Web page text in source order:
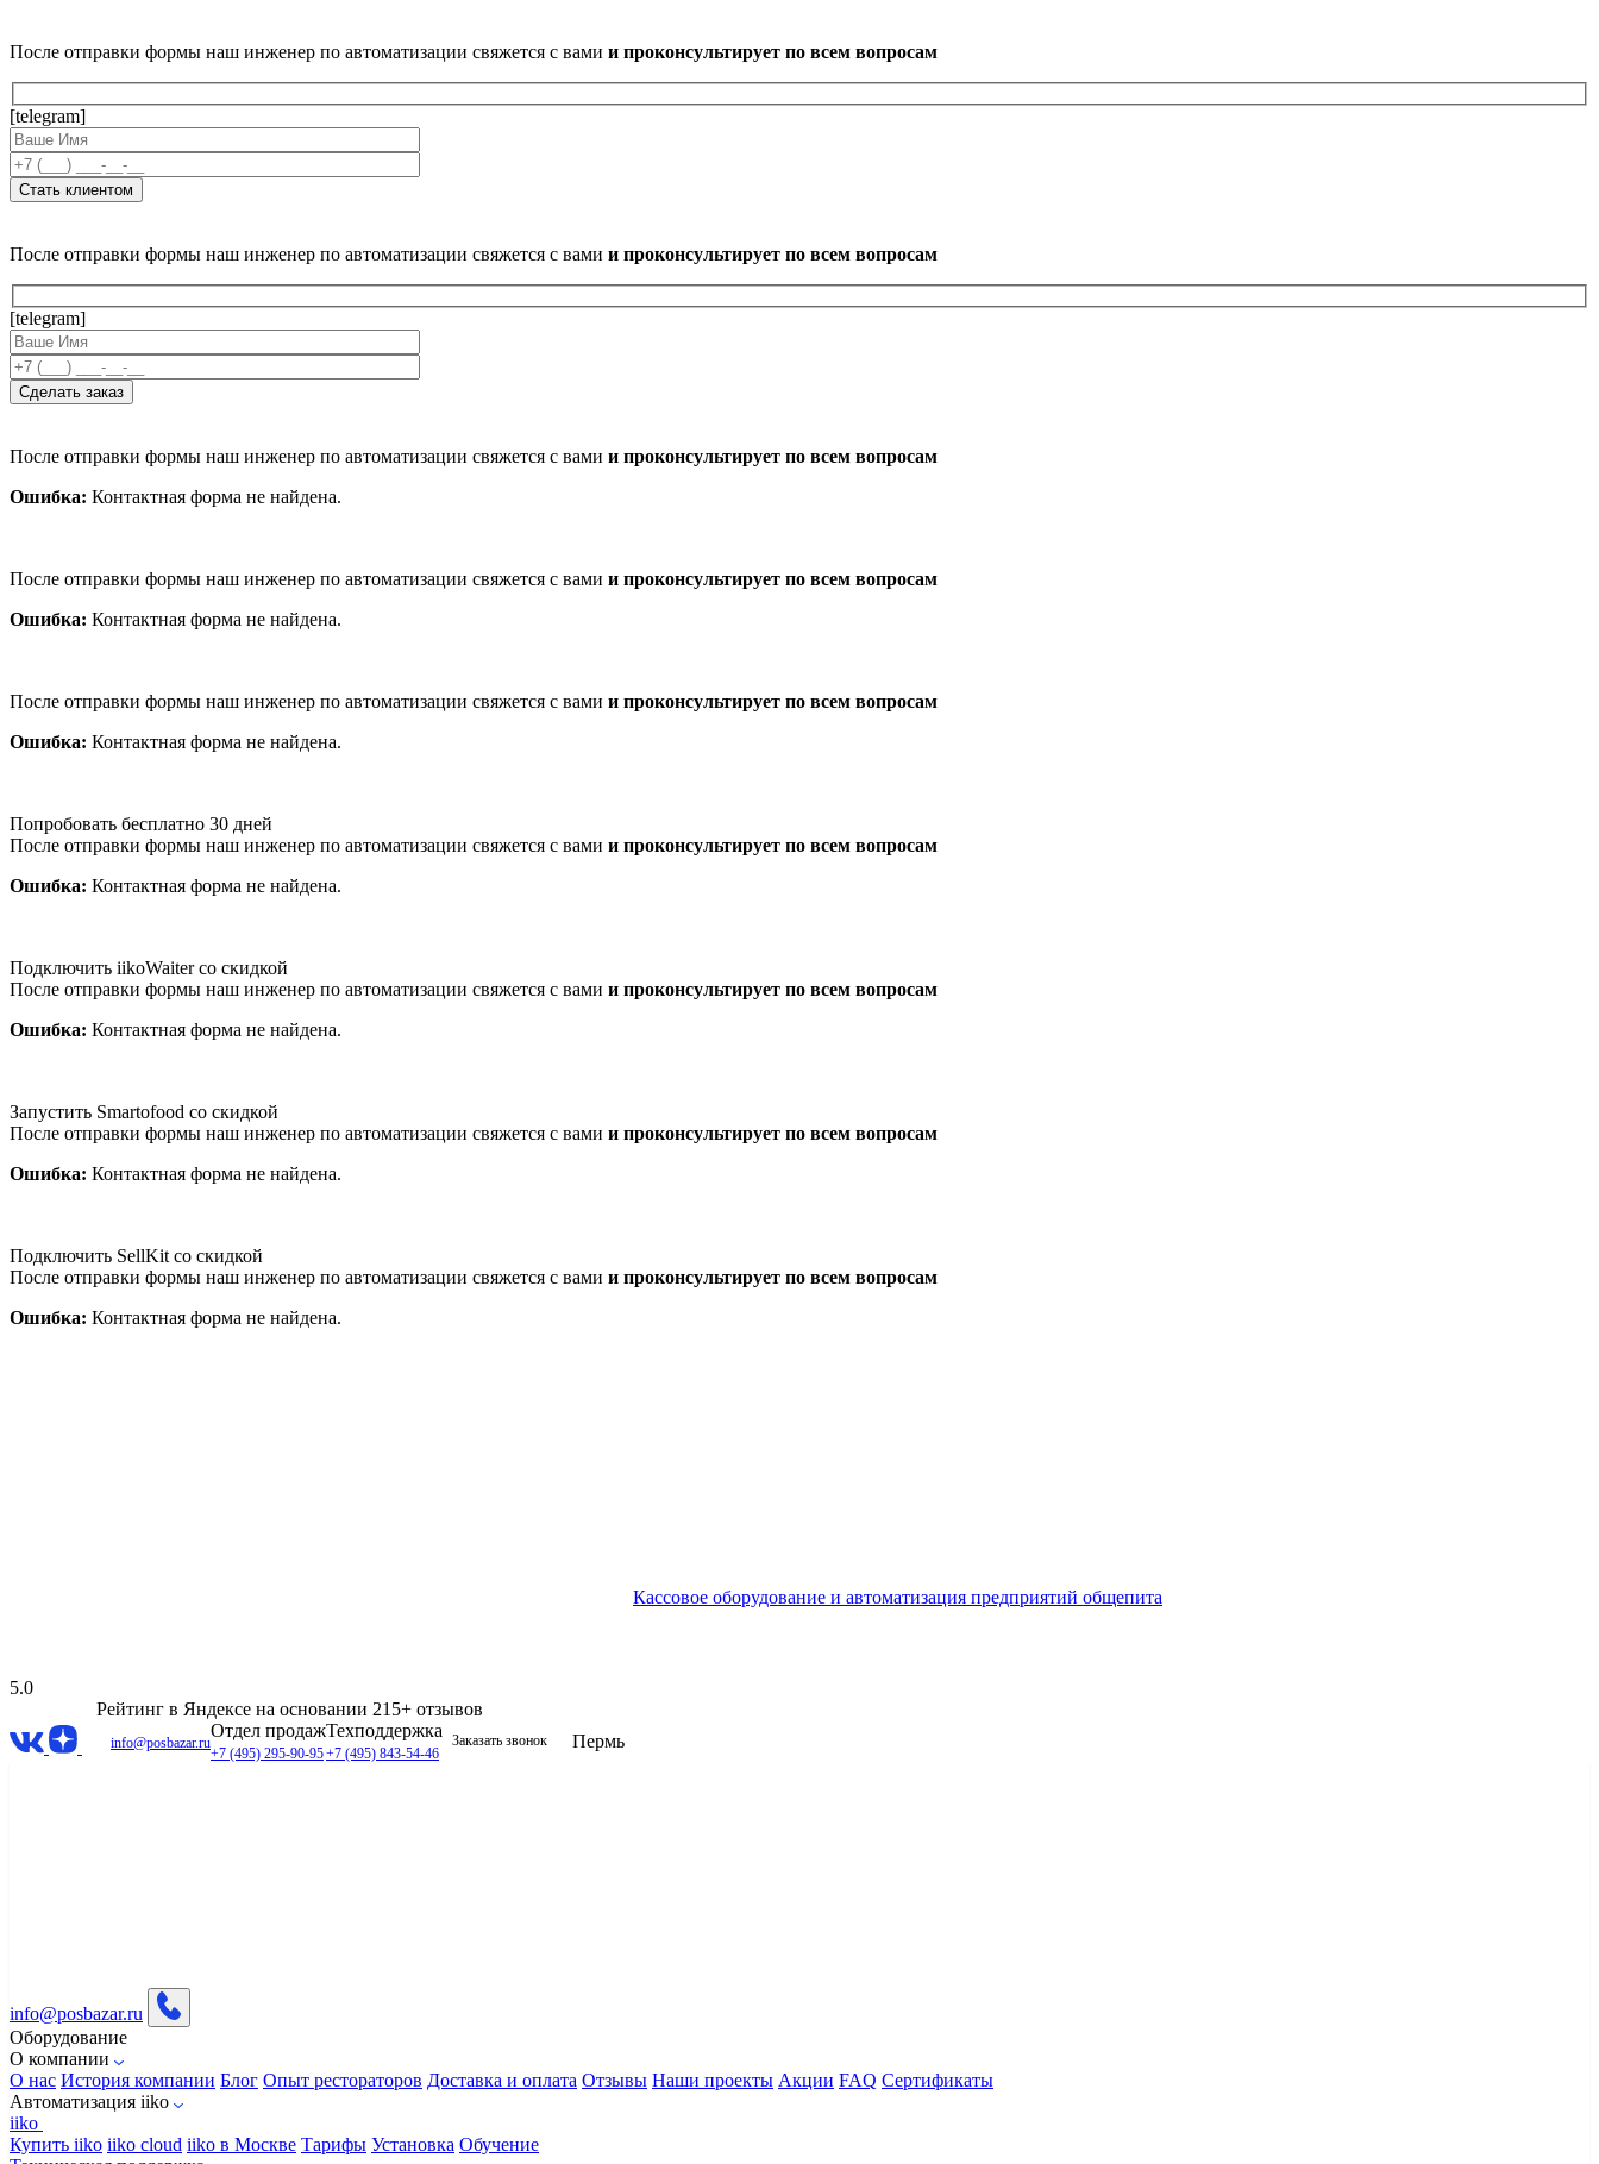
После отправки формы наш инженер по автоматизации свяжется с вами и проконсультирует по всем вопросам
[telegram]
После отправки формы наш инженер по автоматизации свяжется с вами и проконсультирует по всем вопросам
[telegram]
После отправки формы наш инженер по автоматизации свяжется с вами и проконсультирует по всем вопросам
Ошибка: Контактная форма не найдена.
После отправки формы наш инженер по автоматизации свяжется с вами и проконсультирует по всем вопросам
Ошибка: Контактная форма не найдена.
После отправки формы наш инженер по автоматизации свяжется с вами и проконсультирует по всем вопросам
Ошибка: Контактная форма не найдена.
Попробовать бесплатно 30 дней
После отправки формы наш инженер по автоматизации свяжется с вами и проконсультирует по всем вопросам
Ошибка: Контактная форма не найдена.
Подключить iikoWaiter со скидкой
После отправки формы наш инженер по автоматизации свяжется с вами и проконсультирует по всем вопросам
Ошибка: Контактная форма не найдена.
Запустить Smartofood со скидкой
После отправки формы наш инженер по автоматизации свяжется с вами и проконсультирует по всем вопросам
Ошибка: Контактная форма не найдена.
Подключить SellKit со скидкой
После отправки формы наш инженер по автоматизации свяжется с вами и проконсультирует по всем вопросам
Ошибка: Контактная форма не найдена.
Кассовое оборудование и автоматизация предприятий общепита
5.0
Рейтинг в Яндексе на основании 215+ отзывов
info@posbazar.ru
Отдел продаж
+7 (495) 295-90-95
Техподдержка
+7 (495) 843-54-46
Заказать звонок Пермь
info@posbazar.ru
Оборудование
О компании
О нас История компании Блог Опыт рестораторов Доставка и оплата Отзывы Наши проекты Акции FAQ Сертификаты
Автоматизация iiko
iiko
Купить iiko iiko cloud iiko в Москве Тарифы Установка Обучение